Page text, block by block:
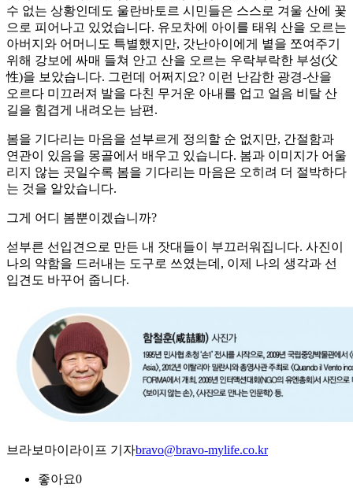
수 없는 상황인데도 울란바토르 시민들은 스스로 겨울 산에 꽃
으로 피어나고 있었습니다. 유모차에 아이를 태워 산을 오르는
아버지와 어머니도 특별했지만, 갓난아이에게 볕을 쪼여주기
위해 강보에 싸매 들쳐 안고 산을 오르는 우락부락한 부성(父
性)을 보았습니다. 그런데 어쩌지요? 이런 난감한 광경-산을
오르다 미끄러져 발을 다친 무거운 아내를 업고 얼음 비탈 산
길을 힘겹게 내려오는 남편.
봄을 기다리는 마음을 섣부르게 정의할 순 없지만, 간절함과
연관이 있음을 몽골에서 배우고 있습니다. 봄과 이미지가 어울
리지 않는 곳일수록 봄을 기다리는 마음은 오히려 더 절박하다
는 것을 알았습니다.
그게 어디 봄뿐이겠습니까?
섣부른 선입견으로 만든 내 잣대들이 부끄러워집니다. 사진이
나의 약함을 드러내는 도구로 쓰였는데, 이제 나의 생각과 선
입견도 바꾸어 줍니다.
브라보마이라이프 기자bravo@bravo-mylife.co.kr
좋아요0